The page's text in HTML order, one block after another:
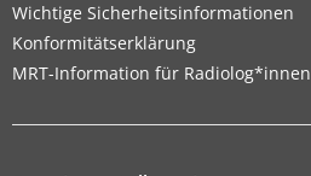
Wichtige Sicherheitsinformationen
Konformitätserklärung
MRT-Information für Radiolog*innen